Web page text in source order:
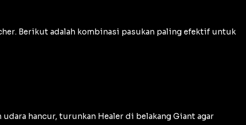
. Berikut adalah kombinasi pasukan paling efektif untuk
hancur, turunkan Healer di belakang Giant agar